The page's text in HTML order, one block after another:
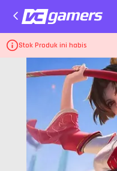
Stok Produk ini habis
Home Top Up Game Honor Of Kings